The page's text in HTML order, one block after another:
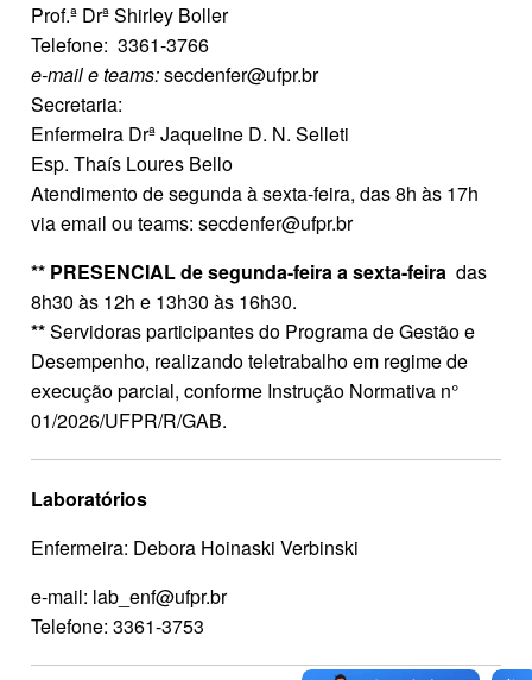
Prof.ª Drª Shirley Boller
Telefone: 3361-3766
e-mail e teams:secdenfer@ufpr.br
Secretaria:
Enfermeira Drª Jaqueline D. N. Selleti
Esp. Thaís Loures Bello
Atendimento de segunda à sexta-feira, das 8h às 17h
via email ou teams: secdenfer@ufpr.br
** PRESENCIAL de segunda-feira a sexta-feira das
8h30 às 12h e 13h30 às 16h30.
**Servidoras participantes do Programa de Gestão e
Desempenho, realizando teletrabalho em regime de
execução parcial, conforme Instrução Normativa n°
01/2026/UFPR/R/GAB.
Laboratórios
Enfermeira: Debora Hoinaski Verbinski
e-mail: lab_enf@ufpr.br
Telefone: 3361-3753